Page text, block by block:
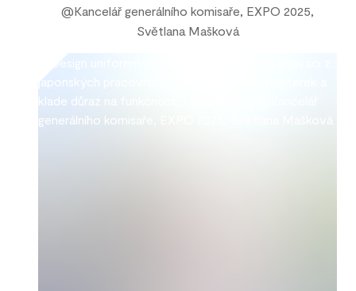
@Kancelář generálního komisaře, EXPO 2025,
Světlana Mašková